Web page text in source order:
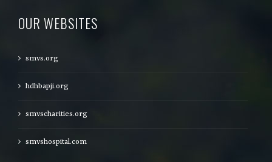
OUR WEBSITES
smvs.org
hdhbapji.org
smvscharities.org
smvshospital.com